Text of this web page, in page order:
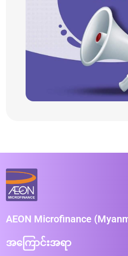
AEON Microfinance
အကြောင်းအရာ